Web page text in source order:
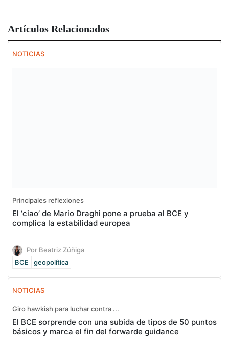
Artículos Relacionados
NOTICIAS
Principales reflexiones
El ‘ciao’ de Mario Draghi pone a prueba al BCE y
complica la estabilidad europea
Por Beatriz Zúñiga
BCE
geopolítica
NOTICIAS
Giro hawkish para luchar contra ...
El BCE sorprende con una subida de tipos de 50 puntos
básicos y marca el fin del forwarde guidance